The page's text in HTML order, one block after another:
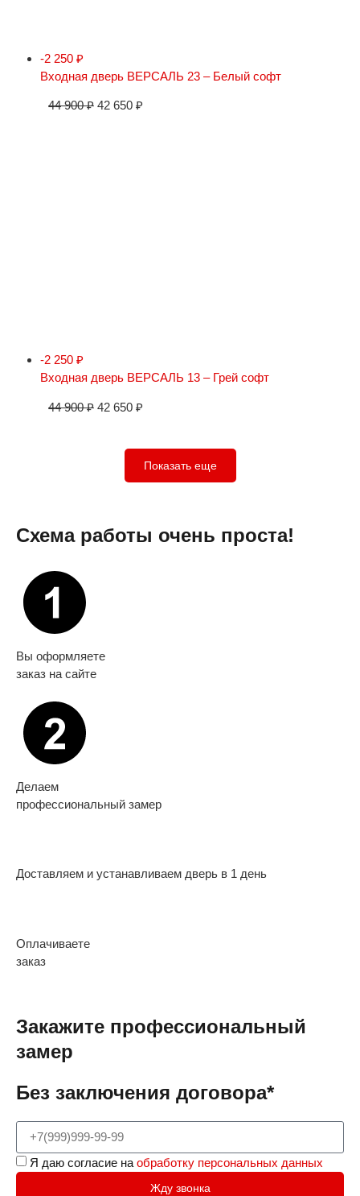
-2 250 ₽
Входная дверь ВЕРСАЛЬ 23 – Белый софт
44 900₽ 42 650 ₽
-2 250 ₽
Входная дверь ВЕРСАЛЬ 13 – Грей софт
44 900₽ 42 650 ₽
Показать еще
Схема работы очень проста!
Вы оформляете
заказ на сайте
Делаем
профессиональный замер
Доставляем и устанавливаем дверь в 1 день
Оплачиваете
заказ
Закажите профессиональный
замер
Без заключения договора*
Я даю согласие на обработку персональных данных
Жду звонка